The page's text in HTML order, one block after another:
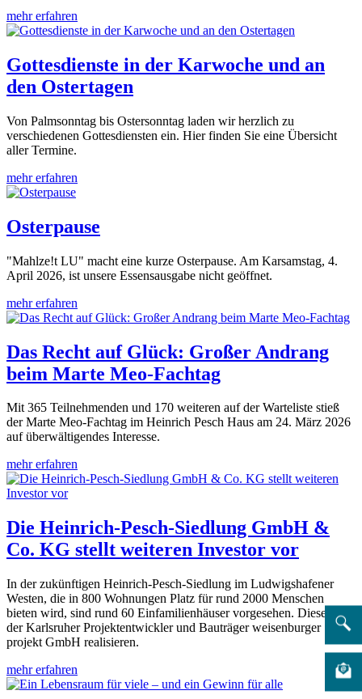
mehr erfahren
Gottesdienste in der Karwoche und an
den Ostertagen
Von Palmsonntag bis Ostersonntag laden wir herzlich zu
verschiedenen Gottesdiensten ein. Hier finden Sie eine Übersicht
aller Termine.
mehr erfahren
Osterpause
"Mahlze!t LU" macht eine kurze Osterpause. Am Karsamstag, 4.
April 2026, ist unsere Essensausgabe nicht geöffnet.
mehr erfahren
Das Recht auf Glück: Großer Andrang
beim Marte Meo-Fachtag
Mit 365 Teilnehmenden und 170 weiteren auf der Warteliste stieß
der Marte Meo-Fachtag im Heinrich Pesch Haus am 24. März 2026
auf überwältigendes Interesse.
mehr erfahren
Die Heinrich-Pesch-Siedlung GmbH &
Co. KG stellt weiteren Investor vor
In der zukünftigen Heinrich-Pesch-Siedlung im Ludwigshafener
Westen, die in 800 Wohnungen Platz für rund 2000 Menschen
bieten wird, sind rund 60 Einfamilienhäuser vorgesehen. Diese wird
der Karlsruher Projektentwickler und Bauträger weisenburger
projekt GmbH realisieren.
mehr erfahren